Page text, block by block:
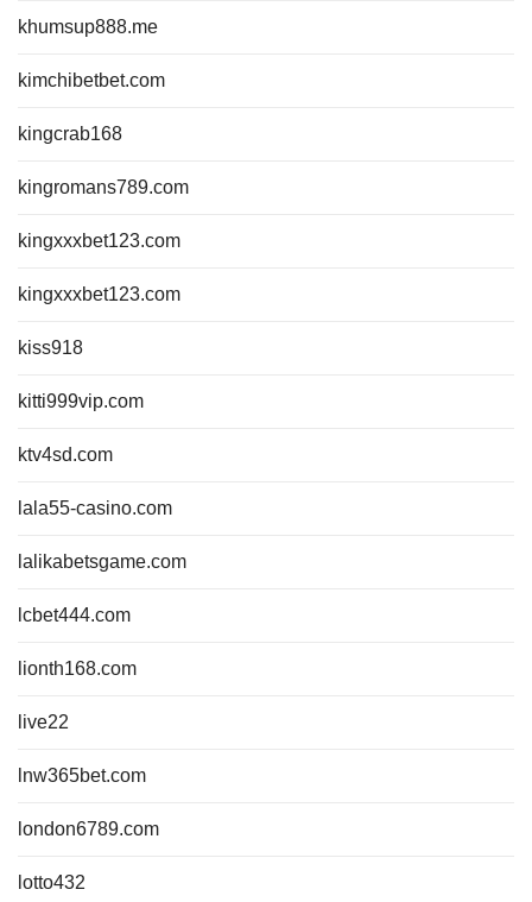
khumsup888.me
kimchibetbet.com
kingcrab168
kingromans789.com
kingxxxbet123.com
kingxxxbet123.com
kiss918
kitti999vip.com
ktv4sd.com
lala55-casino.com
lalikabetsgame.com
lcbet444.com
lionth168.com
live22
lnw365bet.com
london6789.com
lotto432